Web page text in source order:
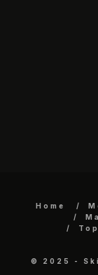
Home
© 2025 -